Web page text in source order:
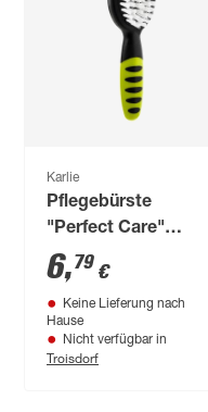
Karlie
Pflegebürste
"Perfect Care"
schwarz/grün 14,5 x
4,5 cm
6,79 €
Keine Lieferung nach
Hause
Nicht verfügbar in
Troisdorf